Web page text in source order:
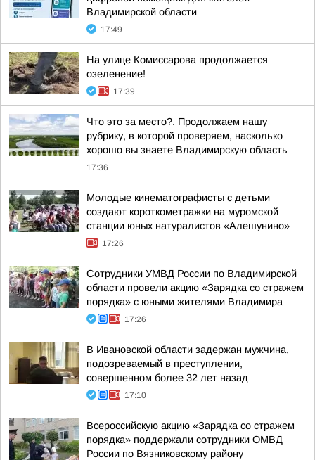
Владимирской области
17:49
На улице Комиссарова продолжается
озеленение!
17:39
Что это за место?. Продолжаем нашу
рубрику, в которой проверяем, насколько
хорошо вы знаете Владимирскую область
17:36
Молодые кинематографисты с детьми
создают короткометражки на муромской
станции юных натуралистов «Алешунино»
17:26
Сотрудники УМВД России по Владимирской
области провели акцию «Зарядка со стражем
порядка» с юными жителями Владимира
17:26
В Ивановской области задержан мужчина,
подозреваемый в преступлении,
совершенном более 32 лет назад
17:10
Всероссийскую акцию «Зарядка со стражем
порядка» поддержали сотрудники ОМВД
России по Вязниковскому району